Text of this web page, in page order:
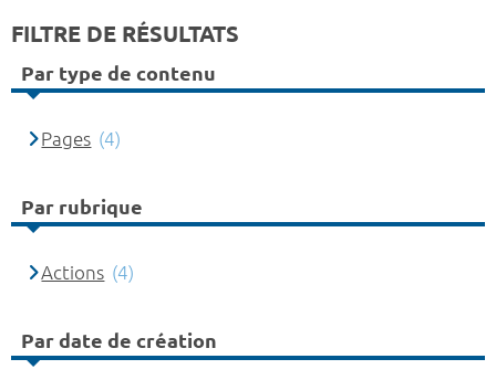
FILTRE DE RÉSULTATS
Par type de contenu
Pages (4)
Par rubrique
Actions (4)
Par date de création